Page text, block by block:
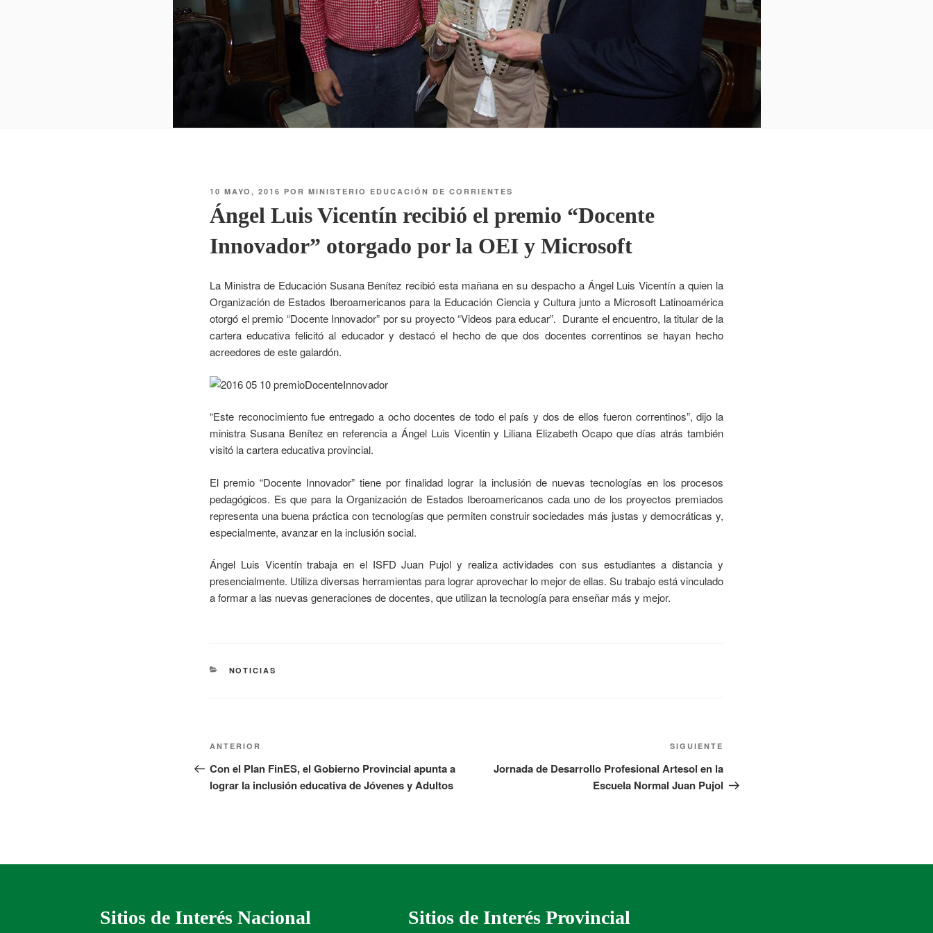
10 MAYO, 2016 POR MINISTERIO EDUCACIÓN DE CORRIENTES
Ángel Luis Vicentín recibió el premio “Docente
Innovador” otorgado por la OEI y Microsoft
La Ministra de Educación Susana Benítez recibió esta mañana en su despacho a Ángel Luis Vicentín a quien la
Organización de Estados Iberoamericanos para la Educación Ciencia y Cultura junto a Microsoft Latinoamérica
otorgó el premio “Docente Innovador” por su proyecto “Videos para educar”. Durante el encuentro, la titular de la
cartera educativa felicitó al educador y destacó el hecho de que dos docentes correntinos se hayan hecho
acreedores de este galardón.
“Este reconocimiento fue entregado a ocho docentes de todo el país y dos de ellos fueron correntinos”, dijo la
ministra Susana Benítez en referencia a Ángel Luis Vicentin y Liliana Elizabeth Ocapo que días atrás también
visitó la cartera educativa provincial.
El premio “Docente Innovador” tiene por finalidad lograr la inclusión de nuevas tecnologías en los procesos
pedagógicos. Es que para la Organización de Estados Iberoamericanos cada uno de los proyectos premiados
representa una buena práctica con tecnologías que permiten construir sociedades más justas y democráticas y,
especialmente, avanzar en la inclusión social.
Ángel Luis Vicentín trabaja en el ISFD Juan Pujol y realiza actividades con sus estudiantes a distancia y
presencialmente. Utiliza diversas herramientas para lograr aprovechar lo mejor de ellas. Su trabajo está vinculado
a formar a las nuevas generaciones de docentes, que utilizan la tecnología para enseñar más y mejor.
NOTICIAS
ANTERIOR
Con el Plan FinES, el Gobierno Provincial apunta a
lograr la inclusión educativa de Jóvenes y Adultos
SIGUIENTE
Jornada de Desarrollo Profesional Artesol en la
Escuela Normal Juan Pujol
Sitios de Interés Nacional Sitios de Interés Provincial